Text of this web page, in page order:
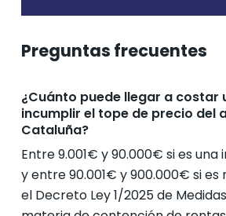
Preguntas frecuentes
¿Cuánto puede llegar a costar
incumplir el tope de precio del
Cataluña?
Entre 9.001€ y 90.000€ si es
y entre 90.001€ y 900.000€ si es
el Decreto Ley 1/2025 de